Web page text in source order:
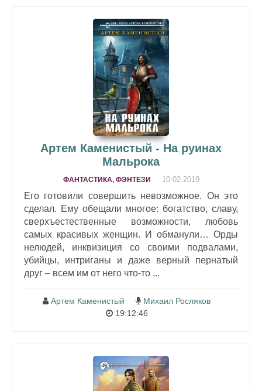
Артем Каменистый - На руинах
Мальрока
ФАНТАСТИКА, ФЭНТЕЗИ 10-02-2019
Его готовили совершить невозможное. Он это
сделал. Ему обещали многое: богатство, славу,
сверхъестественные возможности, любовь
самых красивых женщин. И обманули… Орды
нелюдей, инквизиция со своими подвалами,
убийцы, интриганы и даже верный пернатый
друг – всем им от него что-то ...
Артем Каменистый
Михаил Росляков
19:12:46